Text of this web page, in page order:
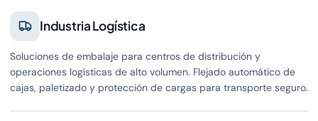
Industria Logística
Soluciones de embalaje para centros de distribución y
operaciones logísticas de alto volumen. Flejado automático de
cajas, paletizado y protección de cargas para transporte seguro.